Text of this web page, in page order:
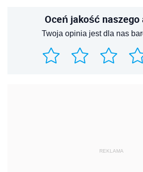
Oceń jakość naszego
Twoja opinia jest dla nas
REKLAMA